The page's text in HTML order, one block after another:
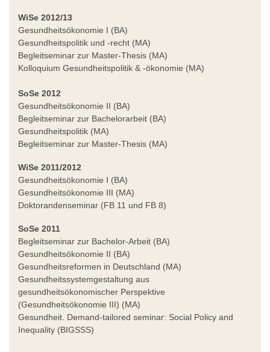
WiSe 2012/13
Gesundheitsökonomie I (BA)
Gesundheitspolitik und -recht (MA)
Begleitseminar zur Master-Thesis (MA)
Kolloquium Gesundheitspolitik & -ökonomie (MA)
SoSe 2012
Gesundheitsökonomie II (BA)
Begleitseminar zur Bachelorarbeit (BA)
Gesundheitspolitik (MA)
Begleitseminar zur Master-Thesis (MA)
WiSe 2011/2012
Gesundheitsökonomie I (BA)
Gesundheitsökonomie III (MA)
Doktorandenseminar (FB 11 und FB 8)
SoSe 2011
Begleitseminar zur Bachelor-Arbeit (BA)
Gesundheitsökonomie II (BA)
Gesundheitsreformen in Deutschland (MA)
Gesundheitssystemgestaltung aus
gesundheitsökonomischer Perspektive
(Gesundheitsökonomie III) (MA)
Gesundheit. Demand-tailored seminar: Social Policy and
Inequality (BIGSSS)